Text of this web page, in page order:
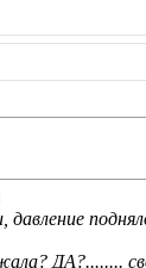
давление
ДА?........